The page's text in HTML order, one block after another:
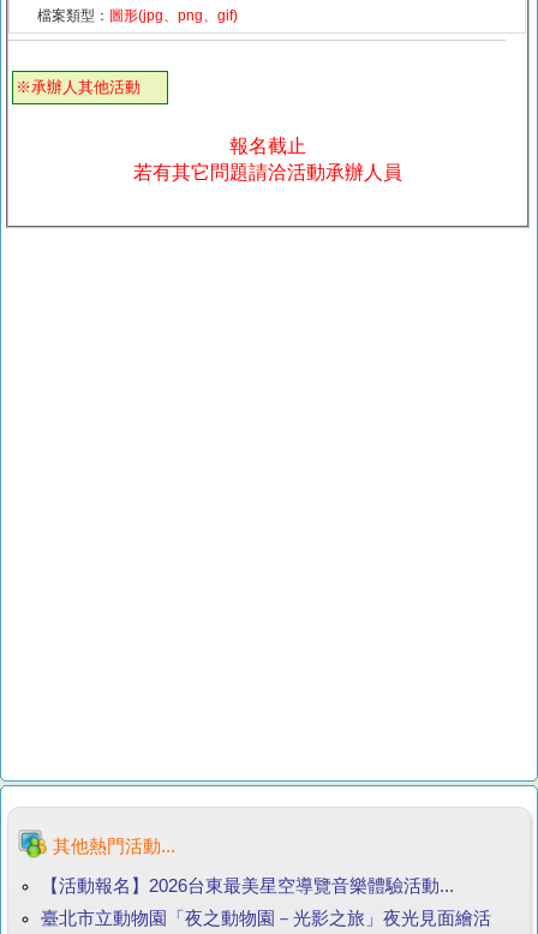
檔案類型： 圖形(jpg、png、gif)
※承辦人其他活動
報名截止
若有其它問題請洽活動承辦人員
其他熱門活動...
【活動報名】2026台東最美星空導覽音樂體驗活動...
臺北市立動物園「夜之動物園－光影之旅」夜光見面繪活